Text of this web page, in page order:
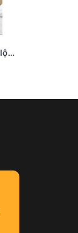
Bình hút lộc phong thủy tài lộc trưng bày in họa tiết vàng kim - BHL 35